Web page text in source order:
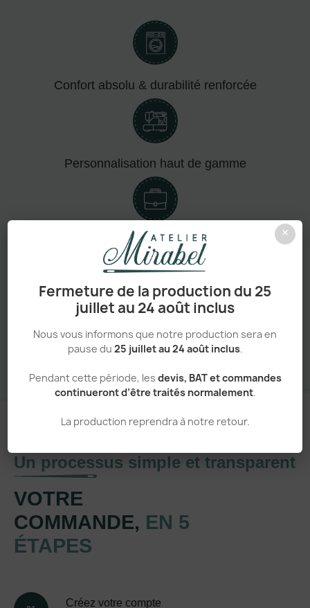
×
Fermeture de la production du 25
juillet au 24 août inclus
Nous vous informons que notre production sera en
pause du 25 juillet au 24 août inclus.
Pendant cette période, les devis, BAT et commandes
continueront d’être traités normalement.
La production reprendra à notre retour.
Confort absolu & durabilité renforcée
Personnalisation haut de gamme
Adapté aux pros comme aux particuliers
Sans minimum de commande
Un processus simple et transparent
VOTRE
COMMANDE, EN 5
ÉTAPES
Créez votre compte